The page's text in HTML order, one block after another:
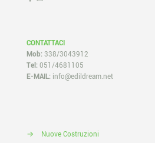
CONTATTACI
Mob: 338/3043912
Tel: 051/4681105
E-MAIL: info@edildream.net
→
Nuove Costruzioni